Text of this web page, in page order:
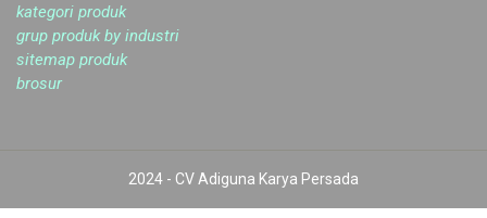
kategori produk
grup produk by industri
sitemap produk
brosur
2024 - CV Adiguna Karya Persada